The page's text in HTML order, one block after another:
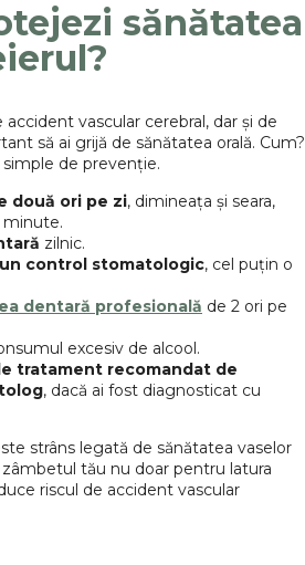
sănătatea
vascular cerebral, dar și de
să ai grijă de sănătatea orală. Cum?
de prevenție.
două ori pe zi, dimineața și seara,
zilnic.
control stomatologic, cel puțin o
dentară profesională de 2 ori pe
excesiv de alcool.
tratament recomandat de
, dacă ai fost diagnosticat cu
strâns legată de sănătatea vaselor
tău nu doar pentru latura
riscul de accident vascular